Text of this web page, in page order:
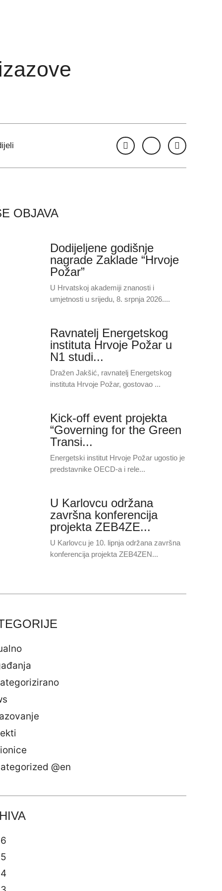
OBJAVA
Dodijeljene godišnje
nagrade Zaklade “Hrvoje
Požar”
U Hrvatskoj akademiji znanosti i
umjetnosti u srijedu, 8. srpnja 2026....
Ravnatelj Energetskog
instituta Hrvoje Požar u
N1 studi...
Dražen Jakšić, ravnatelj Energetskog
instituta Hrvoje Požar, gostovao ...
Kick-off event projekta
“Governing for the Green
Transi...
Energetski institut Hrvoje Požar ugostio je
predstavnike OECD-a i rele...
U Karlovcu održana
završna konferencija
projekta ZEB4ZE...
U Karlovcu je 10. lipnja održana završna
konferencija projekta ZEB4ZEN...
@en